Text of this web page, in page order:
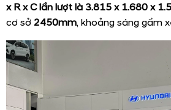
x R x C lần lượt là 3.815 x 1.680 x
cơ sở 2450mm, khoảng sáng gầm